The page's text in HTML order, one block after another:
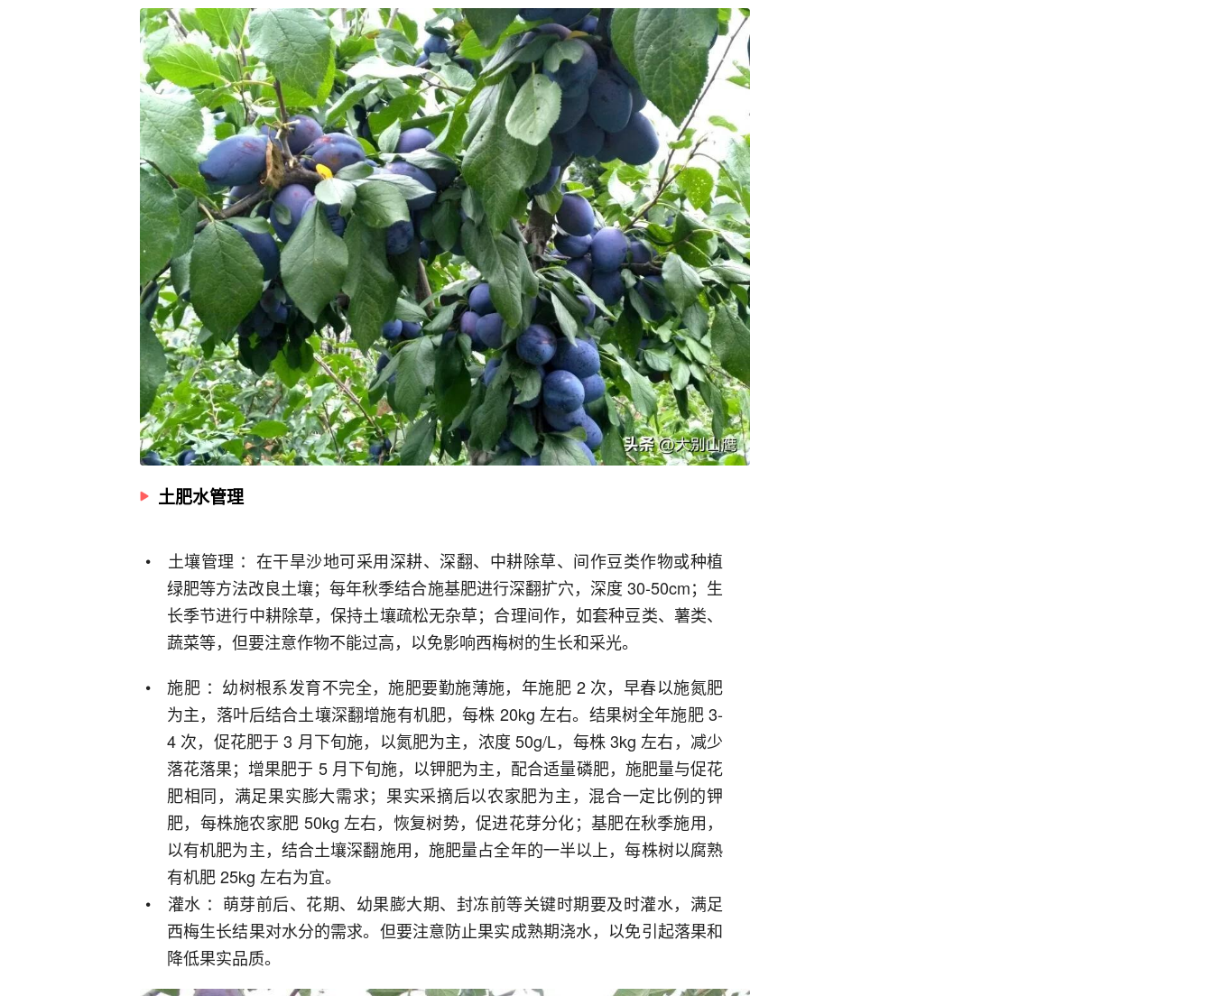
土肥水管理
土壤管理 ：在干旱沙地可采用深耕、深翻、中耕除草、间作豆类作物或种植
绿肥等方法改良土壤；每年秋季结合施基肥进行深翻扩穴，深度 30-50cm；生
长季节进行中耕除草，保持土壤疏松无杂草；合理间作，如套种豆类、薯类、
蔬菜等，但要注意作物不能过高，以免影响西梅树的生长和采光。
施肥 ：幼树根系发育不完全，施肥要勤施薄施，年施肥 2 次，早春以施氮肥
为主，落叶后结合土壤深翻增施有机肥，每株 20kg 左右。结果树全年施肥 3-
4 次，促花肥于 3 月下旬施，以氮肥为主，浓度 50g/L，每株 3kg 左右，减少
落花落果；增果肥于 5 月下旬施，以钾肥为主，配合适量磷肥，施肥量与促花
肥相同，满足果实膨大需求；果实采摘后以农家肥为主，混合一定比例的钾
肥，每株施农家肥 50kg 左右，恢复树势，促进花芽分化；基肥在秋季施用，
以有机肥为主，结合土壤深翻施用，施肥量占全年的一半以上，每株树以腐熟
有机肥 25kg 左右为宜。
灌水 ：萌芽前后、花期、幼果膨大期、封冻前等关键时期要及时灌水，满足
西梅生长结果对水分的需求。但要注意防止果实成熟期浇水，以免引起落果和
降低果实品质。